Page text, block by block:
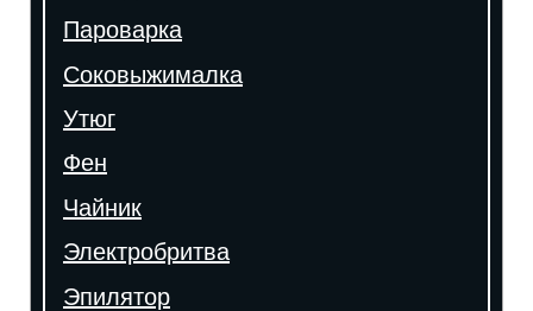
Пароварка
Соковыжималка
Утюг
Фен
Чайник
Электробритва
Эпилятор